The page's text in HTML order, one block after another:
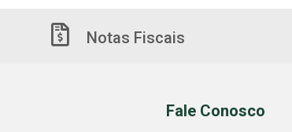
Notas Fiscais
Fale Conosco